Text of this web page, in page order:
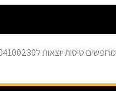
מחפשים טיסות יוצאות ל202404100230?- כאן ניתן למצוא מידע בזמן אמת על כל הטיסות ל202404100230. המידע מתעדכן מספר פעמים בשעה.